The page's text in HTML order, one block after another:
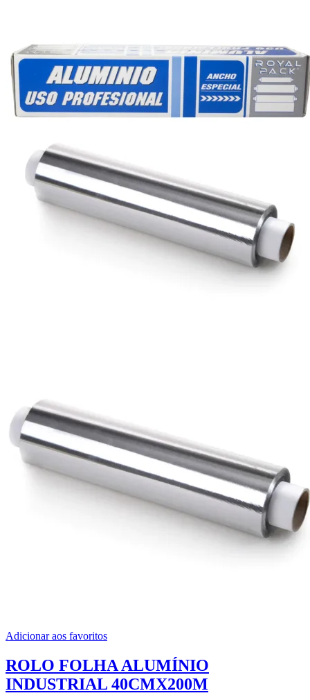
Adicionar aos favoritos
ROLO FOLHA ALUMÍNIO
INDUSTRIAL 40CMX200M